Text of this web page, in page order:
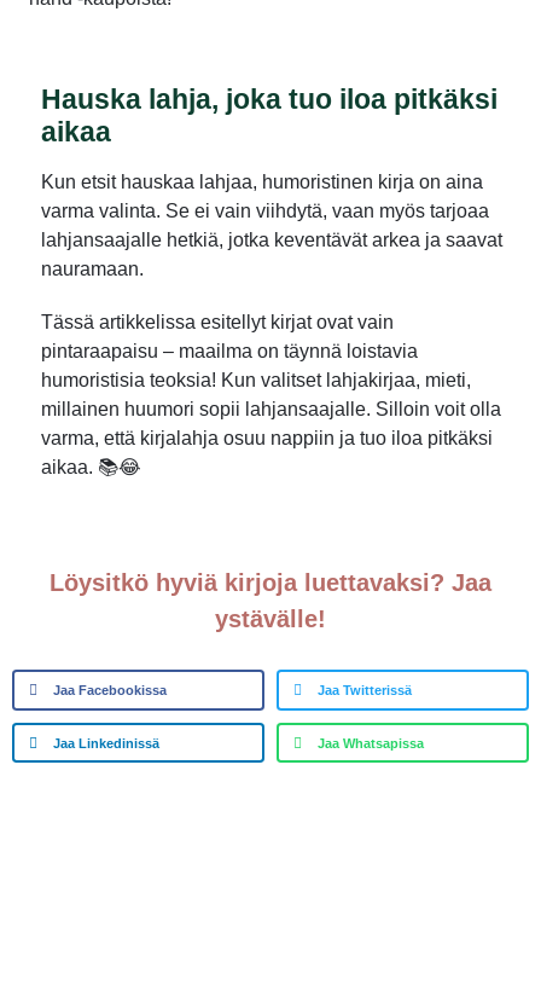
Hauska lahja, joka tuo iloa pitkäksi
aikaa
Kun etsit hauskaa lahjaa, humoristinen kirja on aina
varma valinta. Se ei vain viihdytä, vaan myös tarjoaa
lahjansaajalle hetkiä, jotka keventävät arkea ja saavat
nauramaan.
Tässä artikkelissa esitellyt kirjat ovat vain
pintaraapaisu – maailma on täynnä loistavia
humoristisia teoksia! Kun valitset lahjakirjaa, mieti,
millainen huumori sopii lahjansaajalle. Silloin voit olla
varma, että kirjalahja osuu nappiin ja tuo iloa pitkäksi
aikaa. 📚😂
Löysitkö hyviä kirjoja luettavaksi? Jaa
ystävälle!
Jaa Facebookissa Jaa Twitterissä
Jaa Linkedinissä Jaa Whatsapissa